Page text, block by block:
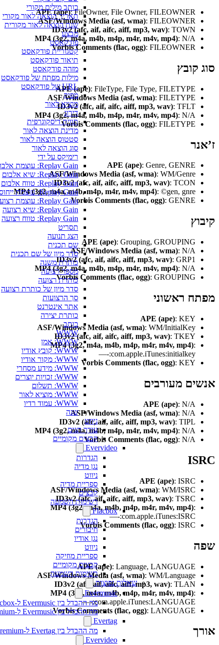
כותב מילים מקורי
תאריך הוצאה לאור מקורי
שנת הוצאה לאור מקורית
מבצע
פודקאסט
קטגוריית פודקאסט
תיאור פודקאסט
מזהה פודקאסט
מילות מפתח של פודקאסט
URL של פודקאסט
מפיק
מוציא לאור
דירוג
תווית דיסקוגרפית
מדינת הוצאה לאור
סטטוס הוצאה לאור
סוג הוצאה לאור
רימיקס על ידי
Replay Gain: עוצמת אלבום
Replay Gain: שיא אלבום
Replay Gain: טווח אלבום
Replay Gain: עוצמת ייחוס
Replay Gain: עוצמת רצועה
Replay Gain: שיא רצועה
Replay Gain: טווח רצועה
תסריט
הצג תנועה
שם תכנית
סדר מיון של שם תכנית
כותרת משנה
מספר רצועה
כותרת רצועה
סדר מיון של כותרת רצועה
סך הרצועות
אתר אינטרנט
כותרת יצירה
כותב
WWW
WWW: אמן
WWW: קובץ אודיו
WWW: מקור אודיו
WWW: מידע מסחרי
WWW: זכויות יוצרים
WWW: תשלום
WWW: מוציא לאור
WWW: עמוד רדיו
שנה
ניווט
עורך תגים
קבצים מקומיים
Evervideo
הגדרות
נגן מדיה
ניווט
ספריית מדיה
קבצים
רשימות השמעה
Flacbox
הגדרות
חיבורים
נגן אודיו
ניווט
ספריית מוזיקה
קבצים מקומיים
רשימות השמעה
שאלות נפוצות
Evermusic
מה ההבדל בין Evermusic ל-Flacbox
מה ההבדל בין Evermusic ל-Evermusic Premium
Evertag
מה ההבדל בין Evertag ל-Evertag Premium
Evervideo
APE (ape): FileOwner, File Owner, FILEOWNER
ASF/Windows Media (asf, wma): FILEOWNER
ID3v2 (afc, aif, aifc, aiff, mp3, wav): TOWN
MP4 (3g2, m4a, m4b, m4p, m4r, m4v, mp4)
: N/A
Vorbis Comments (flac, ogg): FILEOWNER
APE (ape): FileType, File Type, FILETYPE
ASF/Windows Media (asf, wma): FILETYPE
ID3v2 (afc, aif, aifc, aiff, mp3, wav): TFLT
MP4 (3g2, m4a, m4b, m4p, m4r, m4v, mp4)
: N/A
Vorbis Comments (flac, ogg): FILETYPE
APE (ape): Genre, GENRE
ASF/Windows Media (asf, wma): WM/Genre
ID3v2 (afc, aif, aifc, aiff, mp3, wav): TCON
MP4 (3g2, m4a, m4b, m4p, m4r, m4v, mp4): ©gen, gnre
Vorbis Comments (flac, ogg): GENRE
APE (ape): Grouping, GROUPING
ASF/Windows Media (asf, wma)
: N/A
ID3v2 (afc, aif, aifc, aiff, mp3, wav): GRP1
MP4 (3g2, m4a, m4b, m4p, m4r, m4v, mp4)
: N/A
Vorbis Comments (flac, ogg): GROUPING
ראשוני
APE (ape): KEY
ASF/Windows Media (asf, wma): WM/InitialKey
ID3v2 (afc, aif, aifc, aiff, mp3, wav): TKEY
MP4 (3g2, m4a, m4b, m4p, m4r, m4v, mp4)
—-:com.apple.iTunes:initialkey
Vorbis Comments (flac, ogg): KEY
מעורבים
APE (ape)
: N/A
ASF/Windows Media (asf, wma)
: N/A
ID3v2 (afc, aif, aifc, aiff, mp3, wav): TIPL
MP4 (3g2, m4a, m4b, m4p, m4r, m4v, mp4)
: N/A
Vorbis Comments (flac, ogg)
: N/A
APE (ape): ISRC
ASF/Windows Media (asf, wma): WM/ISRC
ID3v2 (afc, aif, aifc, aiff, mp3, wav): TSRC
MP4 (3g2, m4a, m4b, m4p, m4r, m4v, mp4)
—-:com.apple.iTunes:ISRC
Vorbis Comments (flac, ogg): ISRC
APE (ape): Language, LANGUAGE
ASF/Windows Media (asf, wma): WM/Language
ID3v2 (afc, aif, aifc, aiff, mp3, wav): TLAN
MP4 (3g2, m4a, m4b, m4p, m4r, m4v, mp4)
—-:com.apple.iTunes:LANGUAGE
Vorbis Comments (flac, ogg): LANGUAGE